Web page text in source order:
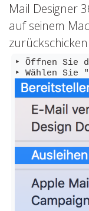
Mail Designer
auf seinem
zurückschicken.
‣ Öffnen Sie